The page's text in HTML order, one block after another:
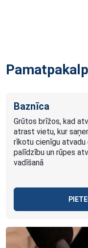
Baznīca
Grūtos brīžos, kad
atrast vietu, kur
rīkotu cienīgu atvadu
palīdzību un rūpes
vadīšanā